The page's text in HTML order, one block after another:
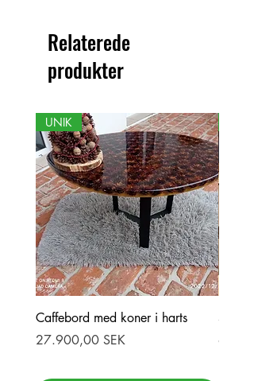
Relaterede
produkter
UNIK
Caffebord med koner i harts
Pris
27.900,00 SEK
Stor
Pris